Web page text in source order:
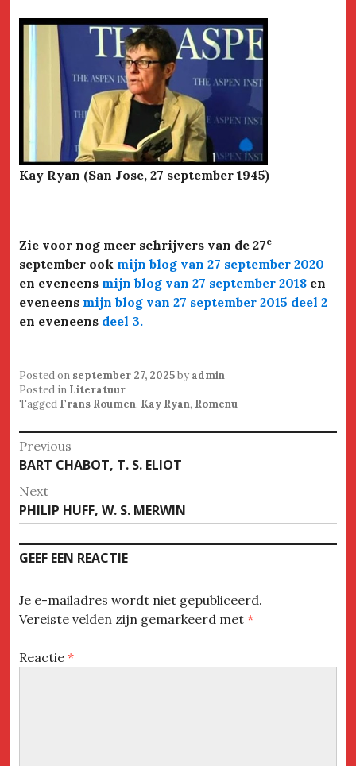
Kay Ryan (San Jose, 27 september 1945)
Zie voor nog meer schrijvers van de 27e
september ook mijn blog van 27 september 2020
en eveneens mijn blog van 27 september 2018 en
eveneens mijn blog van 27 september 2015 deel 2
en eveneens deel 3.
Posted on september 27, 2025by admin
Posted in Literatuur
Tagged Frans Roumen, Kay Ryan, Romenu
Bericht
navigatie
Previous
Previous
post:
BART CHABOT, T. S. ELIOT
Next
Next
post:
PHILIP HUFF, W. S. MERWIN
GEEF EEN REACTIE
Je e-mailadres wordt niet gepubliceerd.
Vereiste velden zijn gemarkeerd met *
Reactie *